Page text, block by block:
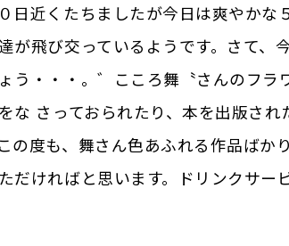
日近くたちましたが今日は爽やかな
が飛び交っているようです。さて
う・・・。゛こころ舞〝さんのフラ
な さっておられたり、本を出版さ
の度も、舞さん色あふれる作品ば
だければと思います。ドリンクサー